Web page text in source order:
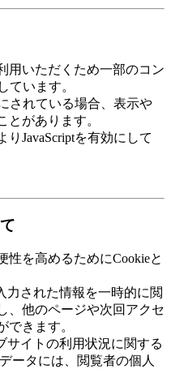
用いただくため一部のコン
ています。
されている場合、表示や
とがあります。
JavaScriptを有効にして
性を高めるためにCookieと
力された情報を一時的に閲
、他のページや次回アクセ
できます。
サイトの利用状況に関する
ータには、閲覧者の個人